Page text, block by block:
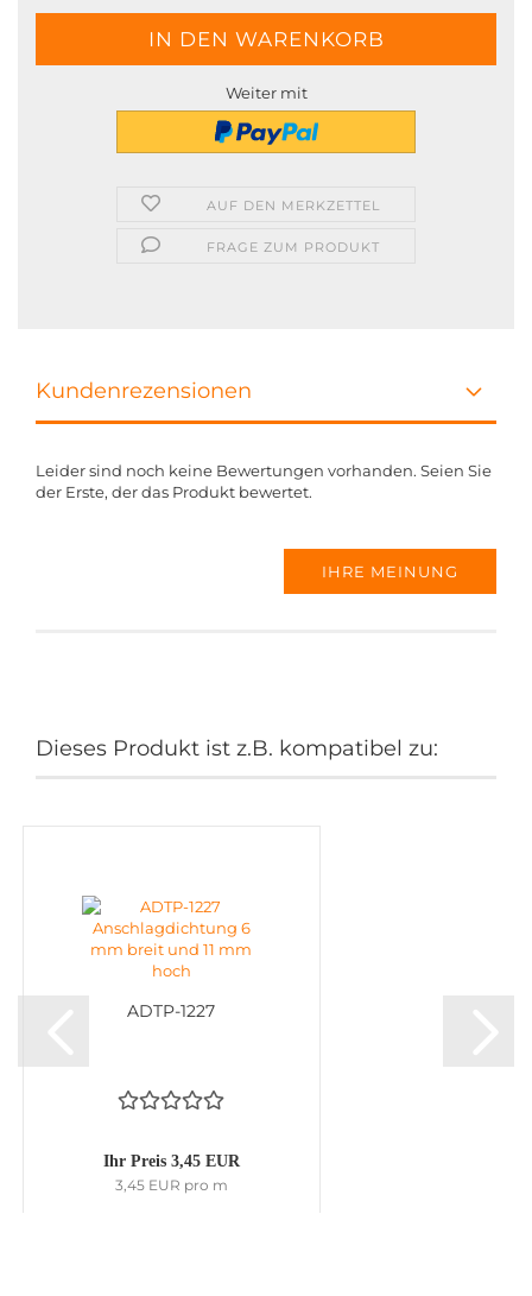
Weiter mit
AUF DEN MERKZETTEL
FRAGE ZUM PRODUKT
Kundenrezensionen
Leider sind noch keine Bewertungen vorhanden. Seien Sie
der Erste, der das Produkt bewertet.
IHRE MEINUNG
Dieses Produkt ist z.B. kompatibel zu:
ADTP-1227
Ihr Preis 3,45 EUR
3,45 EUR pro m